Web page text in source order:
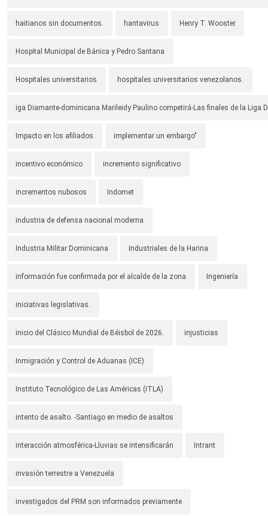
haitianos sin documentos. hantavirus Henry T. Wooster
Hospital Municipal de Bánica y Pedro Santana
Hospitales universitarios hospitales universitarios venezolanos.
iga Diamante-dominicana Marileidy Paulino competirá-Las finales de la Liga
Impacto en los afiliados implementar un embargo"
incentivo económico incremento significativo
incrementos nubosos Indomet
industria de defensa nacional moderna
Industria Militar Dominicana Industriales de la Harina
información fue confirmada por el alcalde de la zona Ingeniería
iniciativas legislativas.
inicio del Clásico Mundial de Béisbol de 2026. injusticias
Inmigración y Control de Aduanas (ICE)
Instituto Tecnológico de Las Américas (ITLA)
intento de asalto. -Santiago en medio de asaltos
interacción atmosférica-Lluvias se intensificarán Intrant
invasión terrestre a Venezuela
investigados del PRM son informados previamente